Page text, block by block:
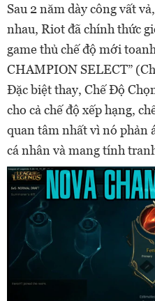
Sau 2 năm dày công vất
nhau, Riot đã chính thức
game thủ chế độ mới
CHAMPION SELECT”
Đặc biệt thay, Chế Độ
cho cả chế độ xếp hạng,
quan tâm nhất vì nó phản
cá nhân và mang tính